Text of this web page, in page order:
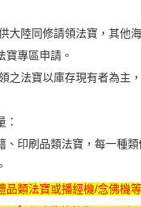
大陸同修請領法寶，其他
寶專區申請。
之法寶以庫存現有者為主
：
、印刷品類法寶，每一種
品類法寶或播經機/念佛機